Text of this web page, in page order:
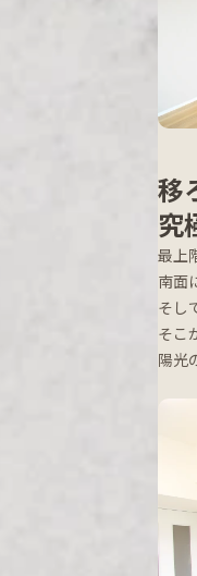
移
究
最上
南面
そし
そこ
陽光